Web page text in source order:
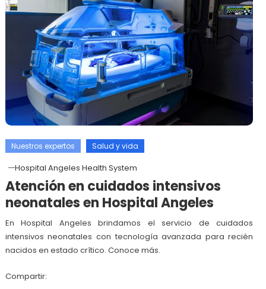
Nuestros expertos Salud y vida
Hospital Angeles Health System
Atención en cuidados intensivos
neonatales en Hospital Angeles
En Hospital Angeles brindamos el servicio de cuidados
intensivos neonatales con tecnología avanzada para recién
nacidos en estado crítico. Conoce más.
Compartir: